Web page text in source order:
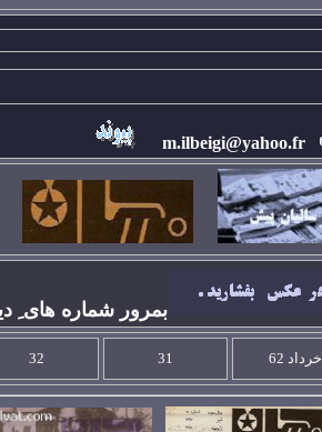
m.ilbeigi@yahoo.fr
بمرور شماره های
خرداد 62 31
32